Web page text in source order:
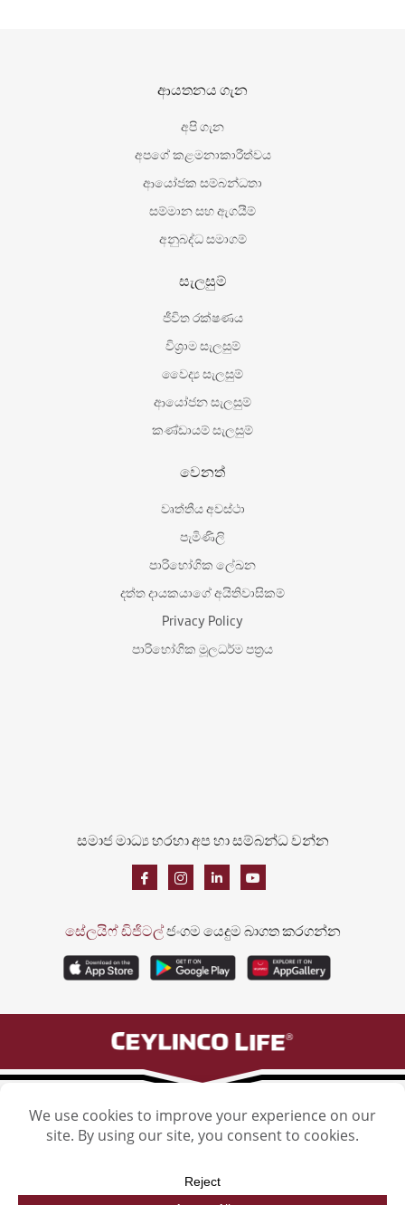
ආයතනය ගැන
අපි ගැන
අපගේ කළමනාකාරීත්වය
ආයෝජක සම්බන්ධතා
සම්මාන සහ ඇගයීම්
අනුබද්ධ සමාගම්
සැලසුම්
ජීවිත රක්ෂණය
විශ‍්‍රාම සැලසුම්
වෛද්‍ය සැලසුම්
ආයෝජන සැලසුම්
කණ්ඩායම් සැලසුම්
වෙනත්
වෘත්තීය අවස්ථා
පැමිණිලි
පාරිභෝගික ලේඛන
දත්ත දායකයාගේ අයිතිවාසිකම්
Privacy Policy
පාරිභෝගික මූලධර්ම පත්‍රය
සමාජ මාධ්‍ය හරහා අප හා සම්බන්ධ වන්න
සේලයිෆ් ඩිජිටල්ජංගම යෙදුම බාගත කරගන්න